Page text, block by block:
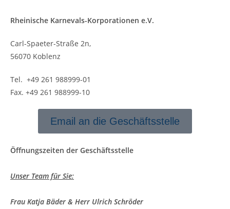
Rheinische Karnevals-Korporationen e.V.
Carl-Spaeter-Straße 2n,
56070 Koblenz
Tel. +49 261 988999-01
Fax. +49 261 988999-10
Email an die Geschäftsstelle
Öffnungszeiten der Geschäftsstelle
Unser Team für Sie:
Frau Katja Bäder & Herr Ulrich Schröder